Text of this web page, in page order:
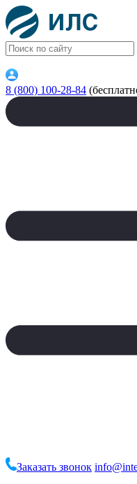
8 (800) 100-28-84
Заказать звонок